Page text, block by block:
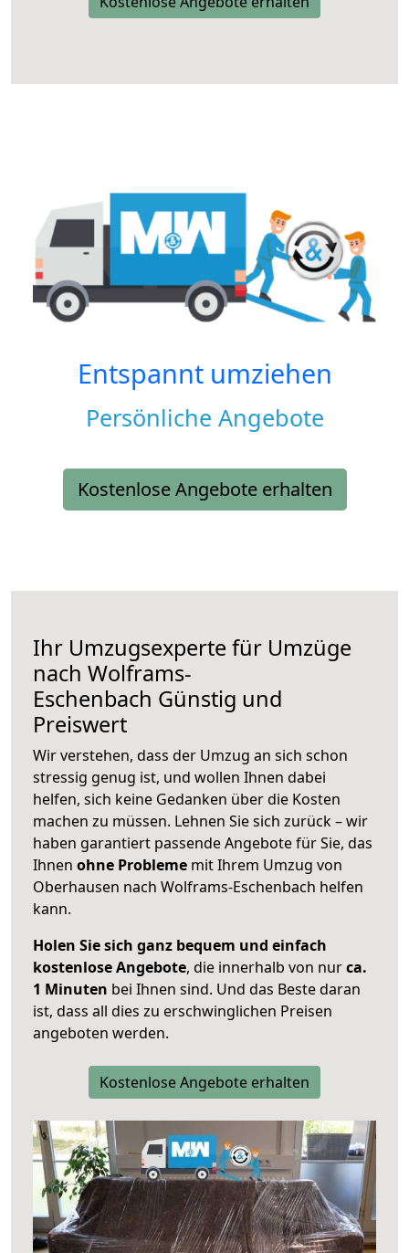
Entspannt umziehen
Persönliche Angebote
Kostenlose Angebote erhalten
Ihr Umzugsexperte für Umzüge
nach Wolframs-
Eschenbach Günstig und
Preiswert
Wir verstehen, dass der Umzug an sich schon
stressig genug ist, und wollen Ihnen dabei
helfen, sich keine Gedanken über die Kosten
machen zu müssen. Lehnen Sie sich zurück – wir
haben garantiert passende Angebote für Sie, das
Ihnen ohne Probleme mit Ihrem Umzug von
Oberhausen nach Wolframs-Eschenbach helfen
kann.
Holen Sie sich ganz bequem und einfach
kostenlose Angebote, die innerhalb von nurca.
1 Minuten bei Ihnen sind. Und das Beste daran
ist, dass all dies zu erschwinglichen Preisen
angeboten werden.
Kostenlose Angebote erhalten